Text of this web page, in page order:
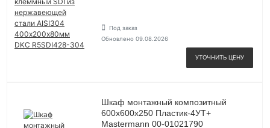
Под заказ
Обновлено 09.08.2026
УТОЧНИТЬ ЦЕНУ
Шкаф монтажный композитный
600х600х250 Пластик-4УТ+
Mastermann 00-01021790